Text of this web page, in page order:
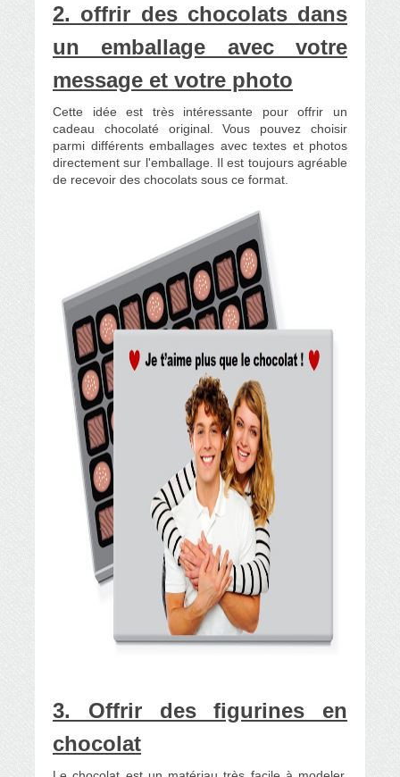
2. offrir des chocolats dans
un emballage avec votre
message et votre photo
Cette idée est très intéressante pour offrir un
cadeau chocolaté original. Vous pouvez choisir
parmi différents emballages avec textes et photos
directement sur l'emballage. Il est toujours agréable
de recevoir des chocolats sous ce format.
3. Offrir des figurines en
chocolat